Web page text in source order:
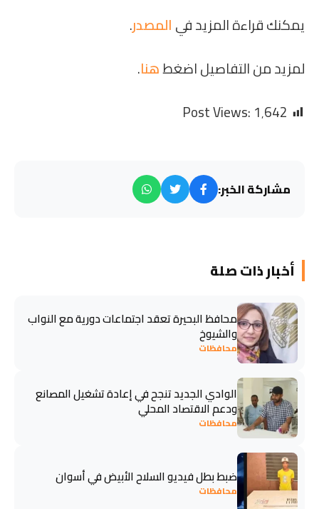
يمكنك قراءة المزيد فيالمصدر.
لمزيد من التفاصيل اضغطهنا.
Post Views:1٬642
مشاركة الخبر:
أخبار ذات صلة
محافظ البحيرة تعقد اجتماعات دورية مع النواب
والشيوخ
محافظات
الوادي الجديد تنجح في إعادة تشغيل المصانع
ودعم الاقتصاد المحلي
محافظات
ضبط بطل فيديو السلاح الأبيض في أسوان
محافظات